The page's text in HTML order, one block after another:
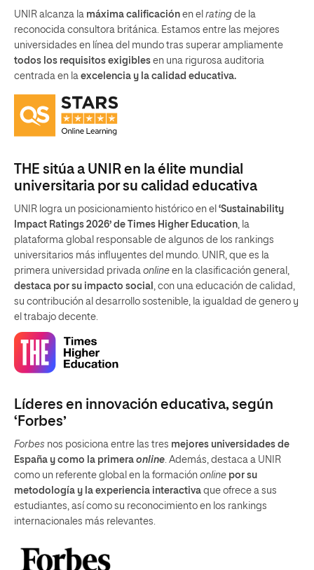
UNIR alcanza la máxima calificación en el rating de la
reconocida consultora británica. Estamos entre las mejores
universidades en línea del mundo tras superar ampliamente
todos los requisitos exigibles en una rigurosa auditoria
centrada en la excelencia y la calidad educativa.
THE sitúa a UNIR en la élite mundial
universitaria por su calidad educativa
UNIR logra un posicionamiento histórico en el ‘Sustainability
Impact Ratings 2026’ de Times Higher Education , la
plataforma global responsable de algunos de los rankings
universitarios más influyentes del mundo. UNIR, que es la
primera universidad privada online en la clasificación general,
destaca por su impacto social
, con una educación de calidad,
su contribución al desarrollo sostenible, la igualdad de genero y
el trabajo decente.
Líderes en innovación educativa, según
‘Forbes’
Forbes nos posiciona entre las tres mejores universidades de
España y como la primera online. Además, destaca a UNIR
como un referente global en la formación online por su
metodología y la experiencia interactiva que ofrece a sus
estudiantes, así como su reconocimiento en los rankings
internacionales más relevantes.